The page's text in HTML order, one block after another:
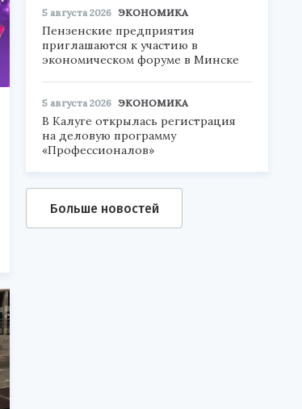
5 августа 2026 ЭКОНОМИКА
Пензенские предприятия
приглашаются к участию в
экономическом форуме в Минске
5 августа 2026 ЭКОНОМИКА
В Калуге открылась регистрация
на деловую программу
«Профессионалов»
Больше новостей